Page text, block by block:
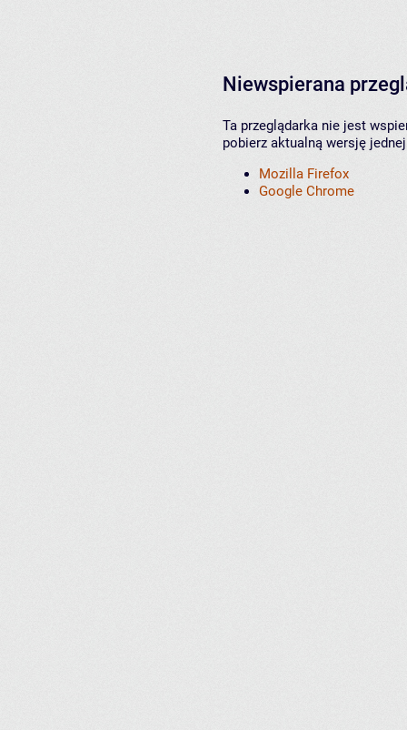
Niewspierana
Ta przeglądarka nie jest
pobierz aktualną wersję
Mozilla Firefox
Google Chrome